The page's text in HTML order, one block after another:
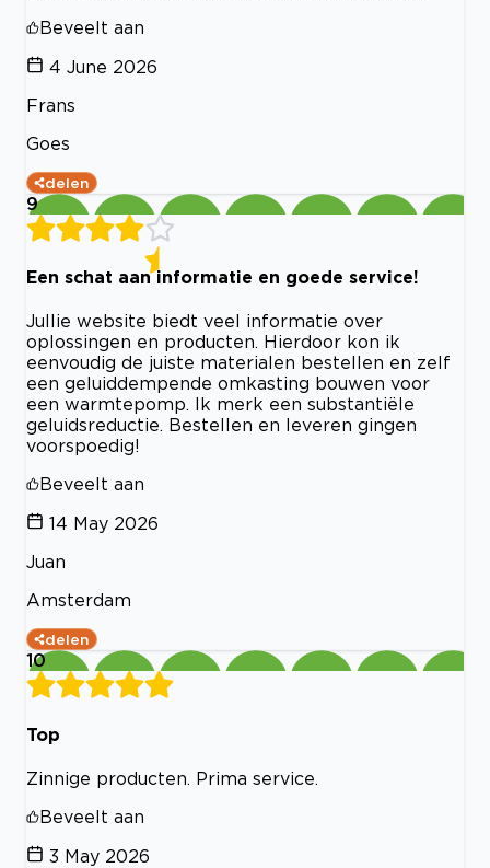
Beveelt aan
4 June 2026
Frans
Goes
delen
9
Een schat aan informatie en goede service!
Jullie website biedt veel informatie over
oplossingen en producten. Hierdoor kon ik
eenvoudig de juiste materialen bestellen en zelf
een geluiddempende omkasting bouwen voor
een warmtepomp. Ik merk een substantiële
geluidsreductie. Bestellen en leveren gingen
voorspoedig!
Beveelt aan
14 May 2026
Juan
Amsterdam
delen
10
Top
Zinnige producten. Prima service.
Beveelt aan
3 May 2026